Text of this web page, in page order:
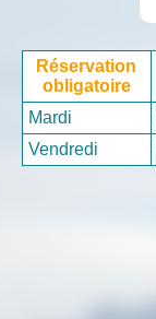
Réservation
obligatoire
Mardi
Vendredi